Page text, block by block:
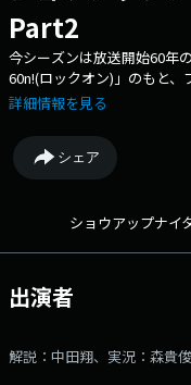
Part2
今シーズンは放送開始60年
60n!(ロックオン)」のもと
野球情報や企画満載でお
スタジオ担当 森田耕次
89@1242.com 番組ホ
「#ショウアップナイター
詳細情報を見る
シェア
ショウアップナイ
出演者
解説：中田翔、実況：森貴